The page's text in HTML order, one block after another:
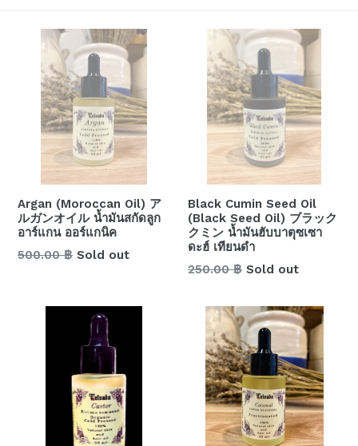
Argan (Moroccan Oil) ア
ルガンオイル น้ำมันสกัดลูก
อาร์แกน ออร์แกนิค
Regular
500.00 ฿ Sold out
Black Cumin Seed Oil
(Black Seed Oil) ブラック
クミン น้ำมันฮับบาตุซเซา
ดะฮ์ เทียนดำ
Regular
250.00 ฿ Sold out